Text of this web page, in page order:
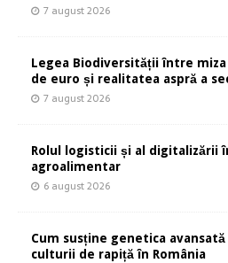
7 august 2026
Legea Biodiversității între
de euro și realitatea aspră a
7 august 2026
Rolul logisticii și al digitalizării
agroalimentar
6 august 2026
Cum susține genetica
culturii de rapiță în România